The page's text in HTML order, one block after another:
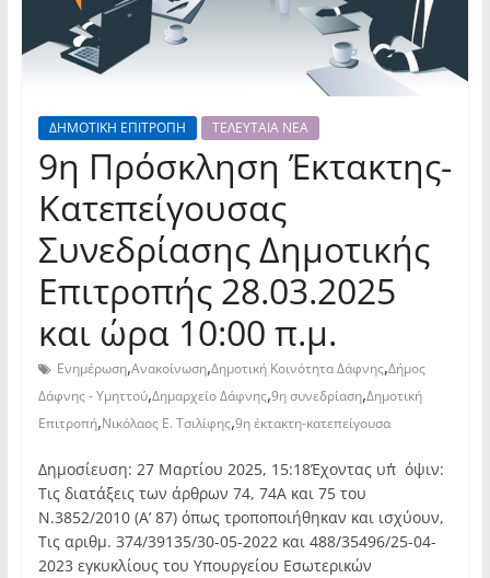
ΔΗΜΟΤΙΚΗ ΕΠΙΤΡΟΠΗ ΤΕΛΕΥΤΑΙΑ ΝΕΑ
9η Πρόσκληση Έκτακτης-
Κατεπείγουσας
Συνεδρίασης Δημοτικής
Επιτροπής 28.03.2025
και ώρα 10:00 π.μ.
Ενημέρωση,Ανακοίνωση,Δημοτική Κοινότητα Δάφνης,Δήμος
Δάφνης - Υμηττού,Δημαρχείο Δάφνης,9η συνεδρίαση,Δημοτική
Επιτροπή,Νικόλαος Ε. Τσιλίφης,9η έκτακτη-κατεπείγουσα
Δημοσίευση: 27 Μαρτίου 2025, 15:18Έχοντας υπ΄όψιν:
Τις διατάξεις των άρθρων 74, 74Α και 75 του
Ν.3852/2010 (Α’ 87) όπως τροποποιήθηκαν και ισχύουν,
Τις αριθμ. 374/39135/30-05-2022 και 488/35496/25-04-
2023 εγκυκλίους του Υπουργείου Εσωτερικών